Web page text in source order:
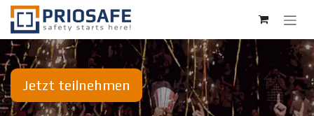
Zum Inhalt springen
Jetzt teilnehmen